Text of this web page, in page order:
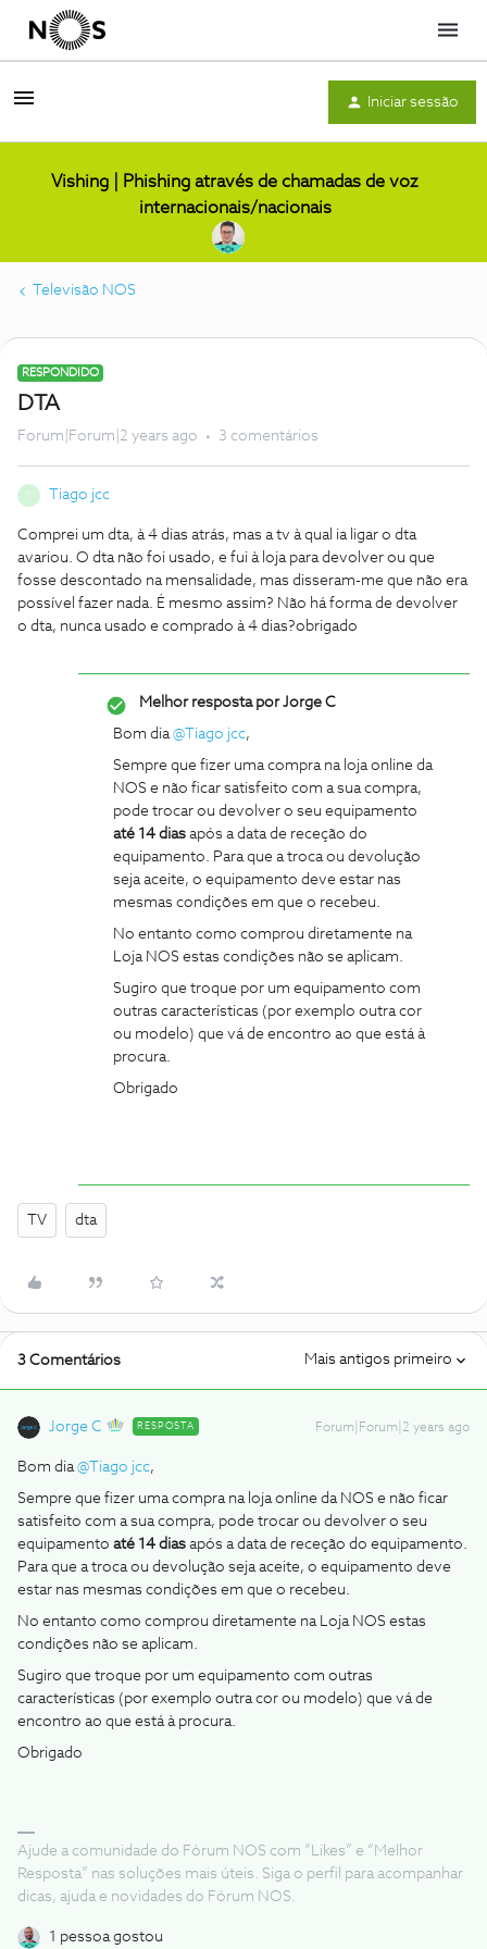
Menu
Iniciar sessão
Vishing | Phishing através de chamadas de voz
internacionais/nacionais
Televisão NOS
RESPONDIDO
DTA
Forum|Forum|2 years ago 3 comentários
Tiago jcc
Comprei um dta, à 4 dias atrás, mas a tv à qual ia ligar o dta
avariou. O dta não foi usado, e fui à loja para devolver ou que
fosse descontado na mensalidade, mas disseram-me que não era
possível fazer nada. É mesmo assim? Não há forma de devolver
o dta, nunca usado e comprado à 4 dias?obrigado
Melhor resposta porJorge C
Bom dia@Tiago jcc,
Sempre que fizer uma compra na loja online da
NOS e não ficar satisfeito com a sua compra,
pode trocar ou devolver o seu equipamento
até 14 dias após a data de receção do
equipamento. Para que a troca ou devolução
seja aceite, o equipamento deve estar nas
mesmas condições em que o recebeu.
No entanto como comprou diretamente na
Loja NOS estas condições não se aplicam.
Sugiro que troque por um equipamento com
outras características (por exemplo outra cor
ou modelo) que vá de encontro ao que está à
procura.
Obrigado
TV dta
3 Comentários Mais antigos primeiro
Jorge C RESPOSTA Forum|Forum|2 years ago
Bom dia@Tiago jcc,
Sempre que fizer uma compra na loja online da NOS e não ficar
satisfeito com a sua compra, pode trocar ou devolver o seu
equipamento até 14 dias após a data de receção do equipamento.
Para que a troca ou devolução seja aceite, o equipamento deve
estar nas mesmas condições em que o recebeu.
No entanto como comprou diretamente na Loja NOS estas
condições não se aplicam.
Sugiro que troque por um equipamento com outras
características (por exemplo outra cor ou modelo) que vá de
encontro ao que está à procura.
Obrigado
Ajude a comunidade do Fórum NOS com “Likes” e “Melhor
Resposta” nas soluções mais úteis. Siga o perfil para acompanhar
dicas, ajuda e novidades do Fórum NOS.
1 pessoa gostou